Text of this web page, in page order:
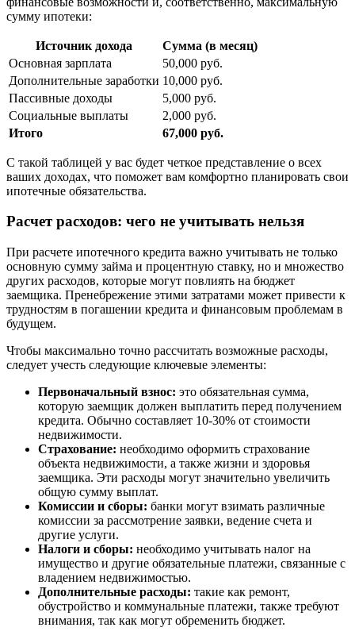
сумму ипотеки:
Источник дохода
Сумма (в месяц)
Основная зарплата
50,000 руб.
Дополнительные заработки 10,000 руб.
Пассивные доходы
5,000 руб.
Социальные выплаты
2,000 руб.
Итого
67,000 руб.
С такой таблицей у вас будет четкое представление о всех
ваших доходах, что поможет вам комфортно планировать свои
ипотечные обязательства.
Расчет расходов: чего не учитывать нельзя
При расчете ипотечного кредита важно учитывать не только
основную сумму займа и процентную ставку, но и множество
других расходов, которые могут повлиять на бюджет
заемщика. Пренебрежение этими затратами может привести к
трудностям в погашении кредита и финансовым проблемам в
будущем.
Чтобы максимально точно рассчитать возможные расходы,
следует учесть следующие ключевые элементы:
Первоначальный взнос: это обязательная сумма,
которую заемщик должен выплатить перед получением
кредита. Обычно составляет 10-30% от стоимости
недвижимости.
Страхование: необходимо оформить страхование
объекта недвижимости, а также жизни и здоровья
заемщика. Эти расходы могут значительно увеличить
общую сумму выплат.
Комиссии и сборы: банки могут взимать различные
комиссии за рассмотрение заявки, ведение счета и
другие услуги.
Налоги и сборы: необходимо учитывать налог на
имущество и другие обязательные платежи, связанные с
владением недвижимостью.
Дополнительные расходы: такие как ремонт,
обустройство и коммунальные платежи, также требуют
внимания, так как могут обременить бюджет.